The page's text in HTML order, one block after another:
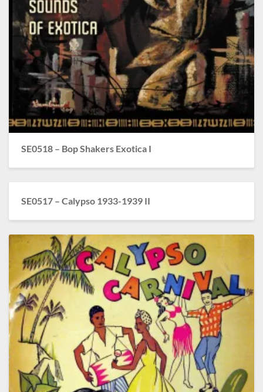
SE0518 – Bop Shakers Exotica I
SE0517 – Calypso 1933-1939 II